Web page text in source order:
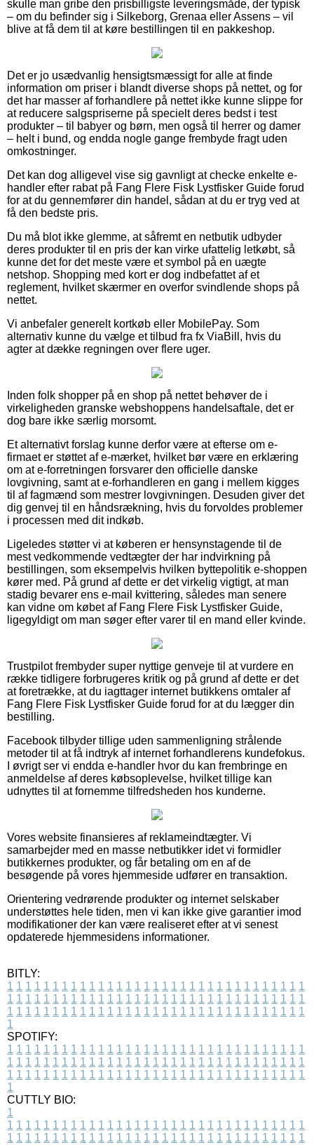
skulle man gribe den prisbilligste leveringsmåde, der typisk
– om du befinder sig i Silkeborg, Grenaa eller Assens – vil
blive at få dem til at køre bestillingen til en pakkeshop.
Det er jo usædvanlig hensigtsmæssigt for alle at finde
information om priser i blandt diverse shops på nettet, og for
det har masser af forhandlere på nettet ikke kunne slippe for
at reducere salgspriserne på specielt deres bedst i test
produkter – til babyer og børn, men også til herrer og damer
– helt i bund, og endda nogle gange frembyde fragt uden
omkostninger.
Det kan dog alligevel vise sig gavnligt at checke enkelte e-
handler efter rabat på Fang Flere Fisk Lystfisker Guide forud
for at du gennemfører din handel, sådan at du er tryg ved at
få den bedste pris.
Du må blot ikke glemme, at såfremt en netbutik udbyder
deres produkter til en pris der kan virke ufattelig letkøbt, så
kunne det for det meste være et symbol på en uægte
netshop. Shopping med kort er dog indbefattet af et
reglement, hvilket skærmer en overfor svindlende shops på
nettet.
Vi anbefaler generelt kortkøb eller MobilePay. Som
alternativ kunne du vælge et tilbud fra fx ViaBill, hvis du
agter at dække regningen over flere uger.
Inden folk shopper på en shop på nettet behøver de i
virkeligheden granske webshoppens handelsaftale, det er
dog bare ikke særlig morsomt.
Et alternativt forslag kunne derfor være at efterse om e-
firmaet er støttet af e-mærket, hvilket bør være en erklæring
om at e-forretningen forsvarer den officielle danske
lovgivning, samt at e-forhandleren en gang i mellem kigges
til af fagmænd som mestrer lovgivningen. Desuden giver det
dig genvej til en håndsrækning, hvis du forvoldes problemer
i processen med dit indkøb.
Ligeledes støtter vi at køberen er hensynstagende til de
mest vedkommende vedtægter der har indvirkning på
bestillingen, som eksempelvis hvilken byttepolitik e-shoppen
kører med. På grund af dette er det virkelig vigtigt, at man
stadig bevarer ens e-mail kvittering, således man senere
kan vidne om købet af Fang Flere Fisk Lystfisker Guide,
ligegyldigt om man søger efter varer til en mand eller kvinde.
Trustpilot frembyder super nyttige genveje til at vurdere en
række tidligere forbrugeres kritik og på grund af dette er det
at foretrække, at du iagttager internet butikkens omtaler af
Fang Flere Fisk Lystfisker Guide forud for at du lægger din
bestilling.
Facebook tilbyder tillige uden sammenligning strålende
metoder til at få indtryk af internet forhandlerens kundefokus.
I øvrigt ser vi endda e-handler hvor du kan frembringe en
anmeldelse af deres købsoplevelse, hvilket tillige kan
udnyttes til at fornemme tilfredsheden hos kunderne.
Vores website finansieres af reklameindtægter. Vi
samarbejder med en masse netbutikker idet vi formidler
butikkernes produkter, og får betaling om en af de
besøgende på vores hjemmeside udfører en transaktion.
Orientering vedrørende produkter og internet selskaber
understøttes hele tiden, men vi kan ikke give garantier imod
modifikationer der kan være realiseret efter at vi senest
opdaterede hjemmesidens informationer.
BITLY:
1 1 1 1 1 1 1 1 1 1 1 1 1 1 1 1 1 1 1 1 1 1 1 1 1 1 1 1 1 1 1 1 1
1 1 1 1 1 1 1 1 1 1 1 1 1 1 1 1 1 1 1 1 1 1 1 1 1 1 1 1 1 1 1 1 1
1 1 1 1 1 1 1 1 1 1 1 1 1 1 1 1 1 1 1 1 1 1 1 1 1 1 1 1 1 1 1 1 1
1
SPOTIFY:
1 1 1 1 1 1 1 1 1 1 1 1 1 1 1 1 1 1 1 1 1 1 1 1 1 1 1 1 1 1 1 1 1
1 1 1 1 1 1 1 1 1 1 1 1 1 1 1 1 1 1 1 1 1 1 1 1 1 1 1 1 1 1 1 1 1
1 1 1 1 1 1 1 1 1 1 1 1 1 1 1 1 1 1 1 1 1 1 1 1 1 1 1 1 1 1 1 1 1
1
CUTTLY BIO:
1
1 1 1 1 1 1 1 1 1 1 1 1 1 1 1 1 1 1 1 1 1 1 1 1 1 1 1 1 1 1 1 1 1
1 1 1 1 1 1 1 1 1 1 1 1 1 1 1 1 1 1 1 1 1 1 1 1 1 1 1 1 1 1 1 1 1